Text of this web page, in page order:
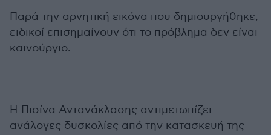
Παρά την αρνητική εικόνα που δημιουργήθηκε,
ειδικοί επισημαίνουν ότι το πρόβλημα δεν είναι
καινούργιο.
Η Πισίνα Αντανάκλασης αντιμετωπίζει
ανάλογες δυσκολίες από την κατασκευή της